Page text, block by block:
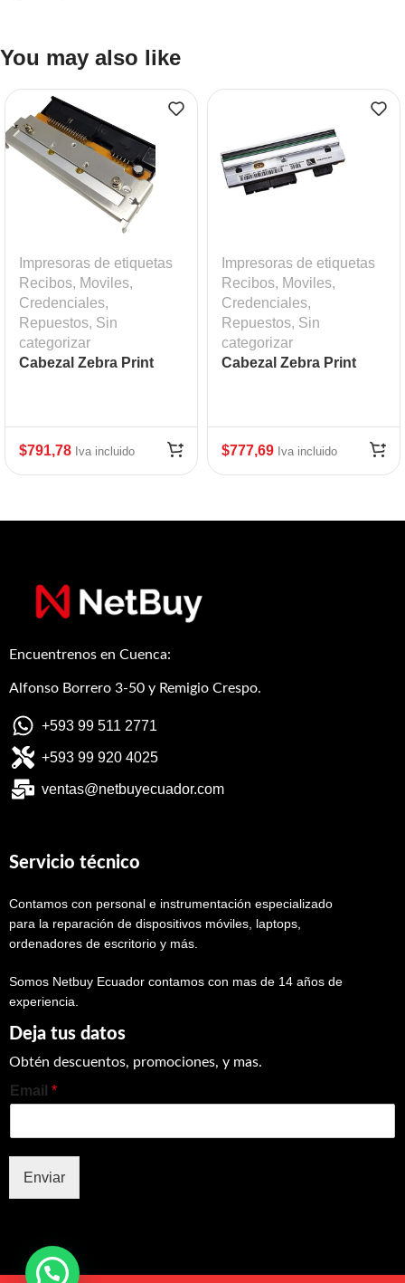
You may also like
Impresoras de etiquetas
Recibos, Moviles,
Credenciales,
Repuestos, Sin
categorizar
Cabezal Zebra Print
$791,78 Iva incluido
Impresoras de etiquetas
Recibos, Moviles,
Credenciales,
Repuestos, Sin
categorizar
Cabezal Zebra Print
$777,69 Iva incluido
Encuentrenos en Cuenca:
Alfonso Borrero 3-50 y Remigio Crespo.
+593 99 511 2771
+593 99 920 4025
ventas@netbuyecuador.com
Servicio técnico
Contamos con personal e instrumentación especializado
para la reparación de dispositivos móviles, laptops,
ordenadores de escritorio y más.
Somos Netbuy Ecuador contamos con mas de 14 años de
experiencia.
Deja tus datos
Obtén descuentos, promociones, y mas.
Email *
Enviar